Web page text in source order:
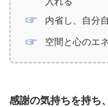
内省し、自分
空間と心のエ
感謝の気持ちを持ち